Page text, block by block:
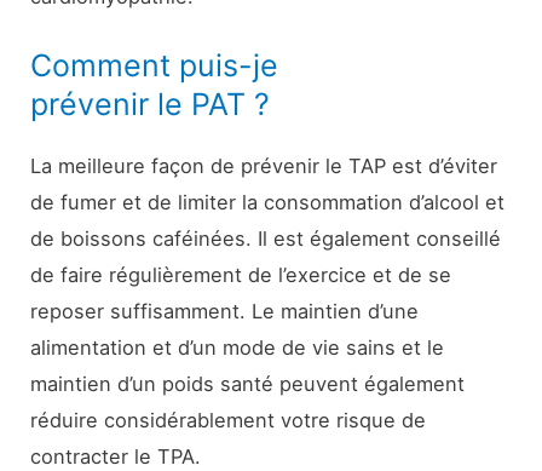
Comment puis-je
prévenir le PAT ?
La meilleure façon de prévenir le TAP est d’éviter
de fumer et de limiter la consommation d’alcool et
de boissons caféinées. Il est également conseillé
de faire régulièrement de l’exercice et de se
reposer suffisamment. Le maintien d’une
alimentation et d’un mode de vie sains et le
maintien d’un poids santé peuvent également
réduire considérablement votre risque de
contracter le TPA.